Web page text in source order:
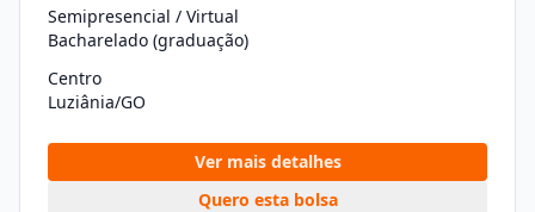
Semipresencial / Virtual
Bacharelado (graduação)
Centro
Luziânia/GO
Ver mais detalhes
Quero esta bolsa